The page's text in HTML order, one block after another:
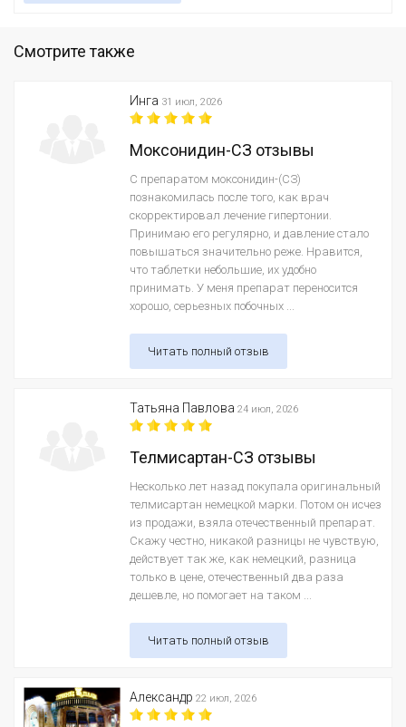
Смотрите также
Инга 31 июл, 2026
Моксонидин-СЗ отзывы
С препаратом моксонидин-(СЗ)
познакомилась после того, как врач
скорректировал лечение гипертонии.
Принимаю его регулярно, и давление стало
повышаться значительно реже. Нравится,
что таблетки небольшие, их удобно
принимать. У меня препарат переносится
хорошо, серьезных побочных ...
Читать полный отзыв
Татьяна Павлова 24 июл, 2026
Телмисартан-СЗ отзывы
Несколько лет назад покупала оригинальный
телмисартан немецкой марки. Потом он исчез
из продажи, взяла отечественный препарат.
Скажу честно, никакой разницы не чувствую,
действует так же, как немецкий, разница
только в цене, отечественный два раза
дешевле, но помогает на таком ...
Читать полный отзыв
Александр 22 июл, 2026